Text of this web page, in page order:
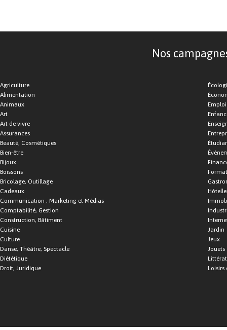
Nos
Agriculture
Alimentation
Animaux
Art
Art de vivre
Assurances
Beauté, Cosmétiques
Bien-être
Bijoux
Boissons
Bricolage, Outillage
Cadeaux
Communication , Marketing et Médias
Comptabilité, Gestion
Construction, Bâtiment
Cuisine
Culture
Danse, Théâtre, Spectacle
Diététique
Droit, Juridique
Emploi
Jardin
Jeux
Jouets
Loisirs